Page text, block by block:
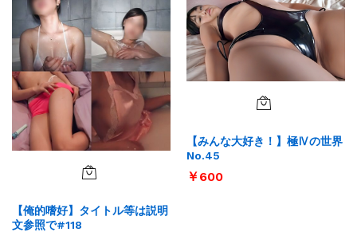
【俺的嗜好】タイトル等は説明
文参照で#118
【みんな大好き！】極Ⅳの世界
No.45
￥600